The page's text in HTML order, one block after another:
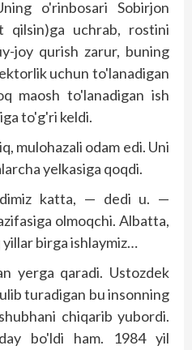
o'rinbosari Sobirjon
qilsin)ga uchrab, rostini
joy qurish zarur, buning
uchun to'lanadigan
maosh to'lanadigan ish
to'g'ri keldi.
mulohazali odam edi. Uni
yelkasiga qoqdi.
katta, — dedi u. —
olmoqchi. Albatta,
yillar birga ishlaymiz…
yerga qaradi. Ustoz­dek
turadigan bu insonning
chiqarib yubordi.
bo'ldi ham. 1984 yil